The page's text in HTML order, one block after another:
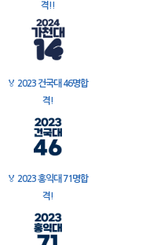
격!!
🏅 2023 건국대 46명합
격!
🏅 2023 홍익대 71명합
격!